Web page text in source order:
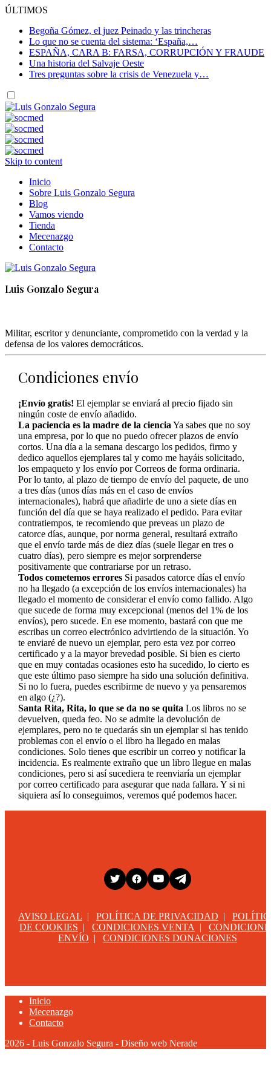
ÚLTIMOS
Begoña Gómez, el juez Peinado y las trincheras
Lo que no se cuenta del sistema: ‘España,…
ESPAÑA, CARA B: FARSA, CORRUPCIÓN Y FRAUDE
Una historia del Salvaje Oeste
Tres preguntas sobre la crisis de Venezuela y…
Skip to content
Inicio
Sobre Luis Gonzalo Segura
Blog
Vamos viendo
Tienda
Mecenazgo
Contacto
Luis Gonzalo Segura
Militar, escritor y denunciante, comprometido con la verdad y la
defensa de los valores democráticos.
Condiciones envío
¡Envío gratis! El ejemplar se enviará al precio fijado sin
ningún coste de envío añadido.
La paciencia es la madre de la ciencia Ya sabes que no soy
una empresa, por lo que no puedo ofrecer plazos de envío
cortos. Una día a la semana descargo los pedidos, firmo y
dedico aquellos ejemplares tal y como me hayáis solicitado,
los empaqueto y los envío por Correos de forma ordinaria.
Por lo tanto, al plazo de tiempo de envío del paquete, de uno
a tres días (unos días más en el caso de envíos
internacionales), habrá que añadirle de uno a siete días en
función del día que se haya realizado el pedido. Para evitar
contratiempos, te recomiendo que preveas un plazo de
catorce días, aunque, por norma general, resultará extraño
que el envío tarde más de diez días (suele llegar en tres o
cuatro días), pero siempre es mejor sorprenderse
positivamente que contrariarse por un retraso.
Todos cometemos errores Si pasados catorce días el envío
no ha llegado (a excepción de los envíos internacionales) ha
llegado el momento de considerar el envío como fallido. Algo
que sucede de forma muy excepcional (menos del 1% de los
envíos), pero sucede. En ese momento, bastará con que me
escribas un correo electrónico advirtiendo de la situación. Yo
te enviaré de nuevo un ejemplar, pero esta vez por correo
certificado y a la mayor brevedad posible. Si bien es cierto
que en muy contadas ocasiones esto ha sucedido, lo cierto es
que este último paso siempre ha sido una solución definitiva.
Si no lo fuera, puedes escribirme de nuevo y ya pensaremos
en algo (¿?).
Santa Rita, Rita, lo que se da no se quita Los libros no se
devuelven, queda feo. No se admite la devolución de
ejemplares, pero no te quedarás sin un ejemplar si has tenido
problemas con el envío o el libro ha llegado en malas
condiciones. Solo tienes que escribir un correo y notificar la
incidencia. Es realmente extraño que un libro llegue en malas
condiciones, pero si así sucediera te reenviaría un ejemplar
por correo certificado para asegurar que nada fallara. Y si ni
siquiera así lo conseguimos, veremos qué podemos hacer.
AVISO LEGAL | POLÍTICA DE PRIVACIDAD |
DE COOKIES | CONDICIONES VENTA |
ENVÍO | CONDICIONES DONACIONES
Inicio
Mecenazgo
Contacto
2026 - Luis Gonzalo Segura - Diseño web Nerade